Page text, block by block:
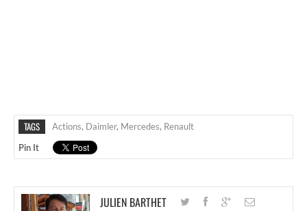
TAGS Actions, Daimler, Mercedes, Renault
Pin It
JULIEN BARTHET